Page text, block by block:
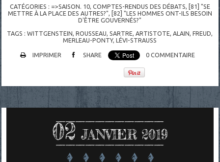
CATÉGORIES : =>SAISON. 10, COMPTES-RENDUS DES DÉBATS, [81] "SE
METTRE À LA PLACE DES AUTRES?", [82] "LES HOMMES ONT-ILS BESOIN
D'ÊTRE GOUVERNÉS?"
TAGS :WITTGENSTEIN ,ROUSSEAU ,SARTRE ARTISTOTE ALAIN ,FREUD
MERLEAU-PONTY,LÉVI-STRAUSS
IMPRIMER SHARE 0 COMMENTAIRE
02 JANVIER 2019